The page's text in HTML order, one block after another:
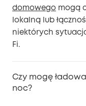
domowego mogą
lokalną lub
niektórych
Fi.
Czy mogę
noc?